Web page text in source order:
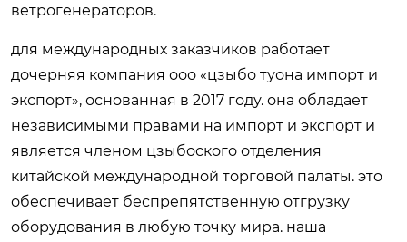
ветрогенераторов.
для международных заказчиков работает
дочерняя компания ооо «цзыбо туона импорт и
экспорт», основанная в 2017 году. она обладает
независимыми правами на импорт и экспорт и
является членом цзыбоского отделения
китайской международной торговой палаты. это
обеспечивает беспрепятственную отгрузку
оборудования в любую точку мира. наша